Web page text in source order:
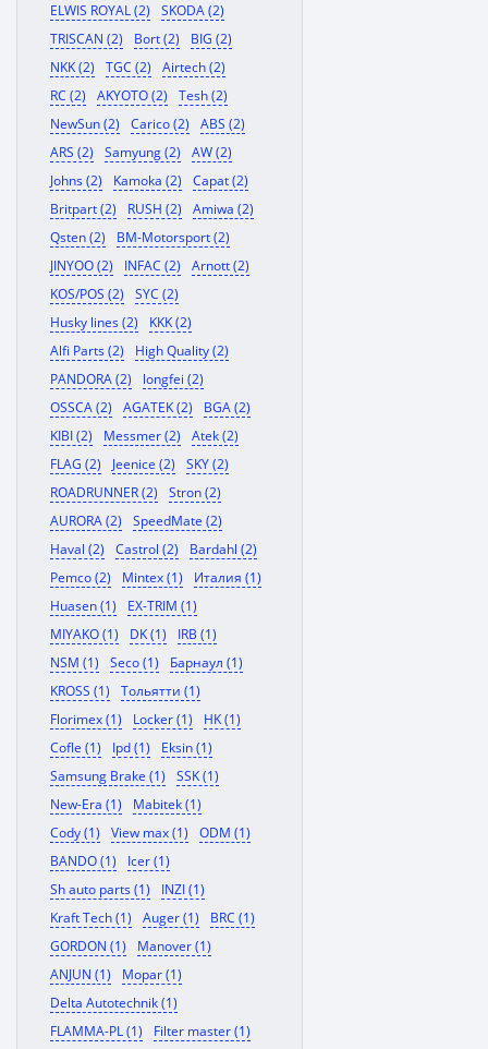
ELWIS ROYAL (2)
SKODA (2)
TRISCAN (2)
Bort (2)
BIG (2)
NKK (2)
TGC (2)
Airtech (2)
RC (2)
AKYOTO (2)
Tesh (2)
NewSun (2)
Carico (2)
ABS (2)
ARS (2)
Samyung (2)
AW (2)
Johns (2)
Kamoka (2)
Capat (2)
Britpart (2)
RUSH (2)
Amiwa (2)
Qsten (2)
BM-Motorsport (2)
JINYOO (2)
INFAC (2)
Arnott (2)
KOS/POS (2)
SYC (2)
Husky lines (2)
KKK (2)
Alfi Parts (2)
High Quality (2)
PANDORA (2)
longfei (2)
OSSCA (2)
AGATEK (2)
BGA (2)
KIBI (2)
Messmer (2)
Atek (2)
FLAG (2)
Jeenice (2)
SKY (2)
ROADRUNNER (2)
Stron (2)
AURORA (2)
SpeedMate (2)
Haval (2)
Castrol (2)
Bardahl (2)
Pemco (2)
Mintex (1)
Италия (1)
Huasen (1)
EX-TRIM (1)
MIYAKO (1)
DK (1)
IRB (1)
NSM (1)
Seco (1)
Барнаул (1)
KROSS (1)
Тольятти (1)
Florimex (1)
Locker (1)
HK (1)
Cofle (1)
Ipd (1)
Eksin (1)
Samsung Brake (1)
SSK (1)
New-Era (1)
Mabitek (1)
Cody (1)
View max (1)
ODM (1)
BANDO (1)
Icer (1)
Sh auto parts (1)
INZI (1)
Kraft Tech (1)
Auger (1)
BRC (1)
GORDON (1)
Manover (1)
ANJUN (1)
Mopar (1)
Delta Autotechnik (1)
FLAMMA-PL (1)
Filter master (1)